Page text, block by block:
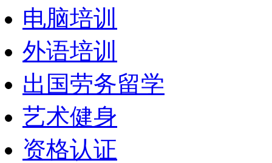
电脑培训
外语培训
出国劳务留学
艺术健身
资格认证